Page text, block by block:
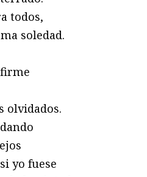
todos,
soledad.
olvidados.
yo fuese